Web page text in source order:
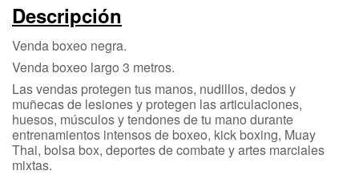
Descripción
Venda boxeo negra.
Venda boxeo largo 3 metros.
Las vendas protegen tus manos, nudillos, dedos y
muñecas de lesiones y protegen las articulaciones,
huesos, músculos y tendones de tu mano durante
entrenamientos intensos de boxeo, kick boxing, Muay
Thai, bolsa box, deportes de combate y artes marciales
mixtas.